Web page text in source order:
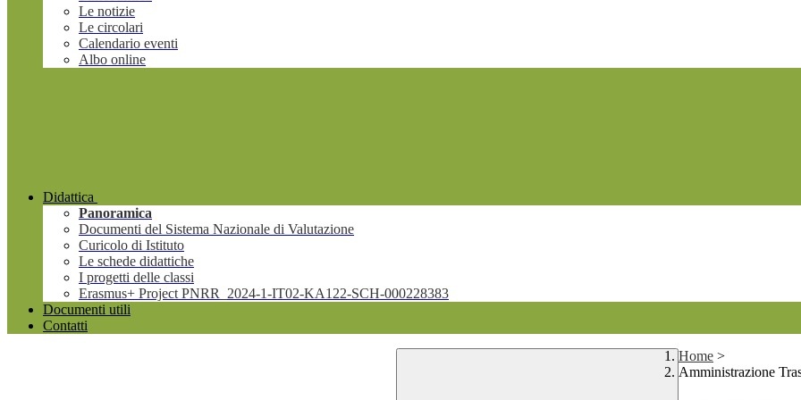
Le notizie
Le circolari
Calendario eventi
Albo online
Didattica
Panoramica
Documenti del Sistema Nazionale di Valutazione
Curicolo di Istituto
Le schede didattiche
I progetti delle classi
Erasmus+ Project PNRR_2024-1-IT02-KA122-SCH-000228383
Documenti utili
Contatti
Home >
Amministrazione